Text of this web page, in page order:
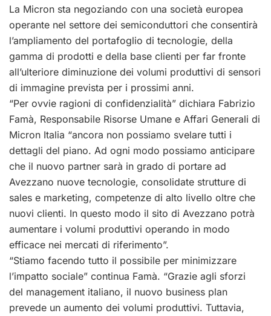
La Micron sta negoziando con una società europea
operante nel settore dei semiconduttori che consentirà
l’ampliamento del portafoglio di tecnologie, della
gamma di prodotti e della base clienti per far fronte
all’ulteriore diminuzione dei volumi produttivi di sensori
di immagine prevista per i prossimi anni.
“Per ovvie ragioni di confidenzialità” dichiara Fabrizio
Famà, Responsabile Risorse Umane e Affari Generali di
Micron Italia “ancora non possiamo svelare tutti i
dettagli del piano. Ad ogni modo possiamo anticipare
che il nuovo partner sarà in grado di portare ad
Avezzano nuove tecnologie, consolidate strutture di
sales e marketing, competenze di alto livello oltre che
nuovi clienti. In questo modo il sito di Avezzano potrà
aumentare i volumi produttivi operando in modo
efficace nei mercati di riferimento”.
“Stiamo facendo tutto il possibile per minimizzare
l’impatto sociale” continua Famà. “Grazie agli sforzi
del management italiano, il nuovo business plan
prevede un aumento dei volumi produttivi. Tuttavia,